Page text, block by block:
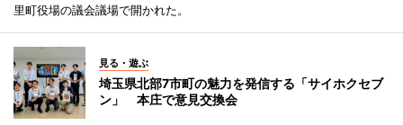
里町役場の議会議場で開かれた。
見る・遊ぶ
埼玉県北部7市町の魅力を発信する「サイホクセブ
ン」 本庄で意見交換会